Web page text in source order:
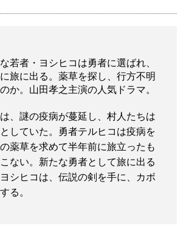
若者・ヨシヒコは勇者に選ばれ、
旅に出る。薬草を探し、行方不明
か。山田孝之主演の人気ドラマ。
、謎の疫病が蔓延し、村人たちは
していた。勇者テルヒコは疫病を
薬草を求めて半年前に旅立ったも
ない。新たな勇者として旅に出る
シヒコは、伝説の剣を手に、カボ
る。